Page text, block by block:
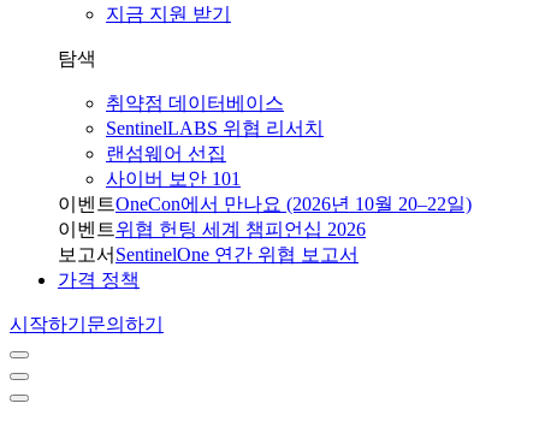
지금 지원 받기
탐색
취약점 데이터베이스
SentinelLABS 위협 리서치
랜섬웨어 선집
사이버 보안 101
이벤트OneCon에서 만나요 (2026년 10월 20–22일)
이벤트위협 헌팅 세계 챔피언십 2026
보고서 SentinelOne 연간 위협 보고서
가격 정책
시작하기 문의하기